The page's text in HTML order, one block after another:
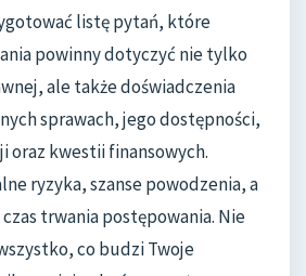
listę pytań, które
powinny dotyczyć nie tylko
ale także doświadczenia
sprawach, jego dostępności,
oraz kwestii finansowych.
ryzyka, szanse powodzenia, a
trwania postępowania. Nie
co budzi Twoje